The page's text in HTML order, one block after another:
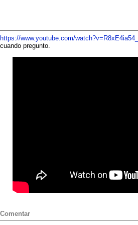
https://www.youtube.com/
cuando pregunto.
Comentar